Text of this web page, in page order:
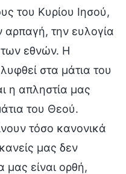
του Κυρίου Ιησού,
αρπαγή, την ευλογία
των εθνών. Η
στα μάτια του
η απληστία μας
του Θεού.
τόσο κανονικά
μας δεν
μας είναι ορθή,